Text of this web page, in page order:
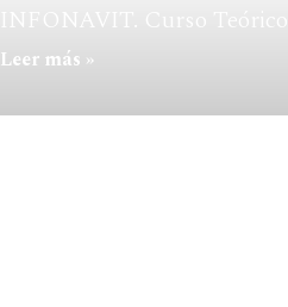
INFONAVIT. Curso Teórico.
Leer más »